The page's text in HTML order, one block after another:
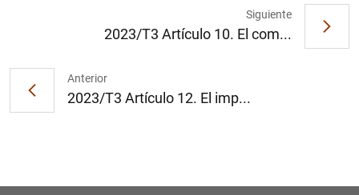
Anterior
2023/T3 Artículo 12. El imp...
Siguiente
2023/T3 Artículo 10. El com...